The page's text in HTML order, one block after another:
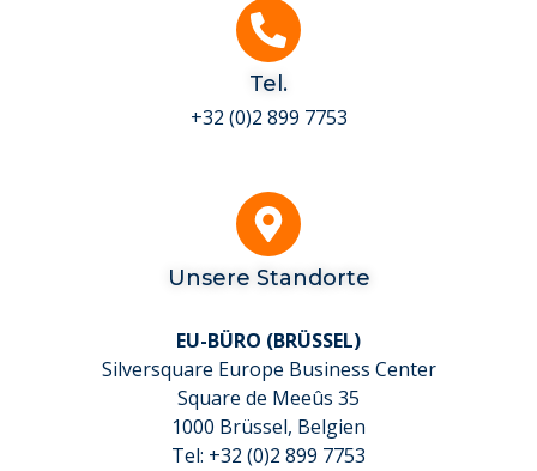
Tel.
+32 (0)2 899 7753
Unsere Standorte
EU-BÜRO (BRÜSSEL)
Silversquare Europe Business Center
Square de Meeûs 35
1000 Brüssel, Belgien
Tel: +32 (0)2 899 7753